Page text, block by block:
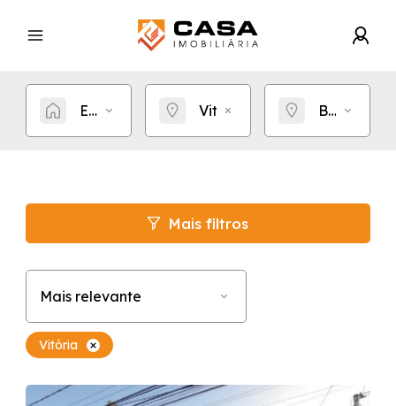
Estou procurando por... Vitória Bairro
Mais filtros
Mais relevante
Vitória